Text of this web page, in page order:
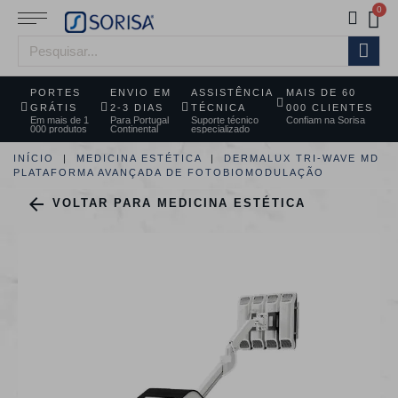
PORTES
GRÁTIS
Em mais de 1
000 produtos
ENVIO EM
2-3 DIAS
Para Portugal
Continental
ASSISTÊNCIA
TÉCNICA
Suporte técnico
especializado
MAIS DE 60
000 CLIENTES
Confiam na Sorisa
INÍCIO MEDICINA ESTÉTICA
DERMALUX TRI-WAVE MD
PLATAFORMA AVANÇADA DE FOTOBIOMODULAÇÃO
 VOLTAR PARA MEDICINA ESTÉTICA